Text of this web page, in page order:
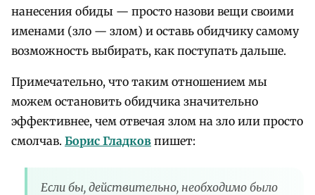
нанесения обиды — просто назови вещи своими
именами (зло — злом) и оставь обидчику самому
возможность выбирать, как поступать дальше.
Примечательно, что таким отношением мы
можем остановить обидчика значительно
эффективнее, чем отвечая злом на зло или просто
смолчав. Борис Гладков пишет:
Если бы, действительно, необходимо было